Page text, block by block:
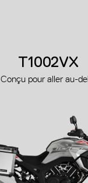
T1002VX
Conçu pour aller au-